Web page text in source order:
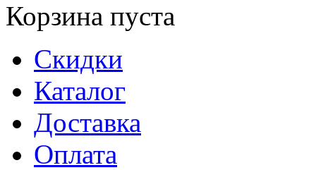
Корзина пуста
Скидки
Каталог
Доставка
Оплата